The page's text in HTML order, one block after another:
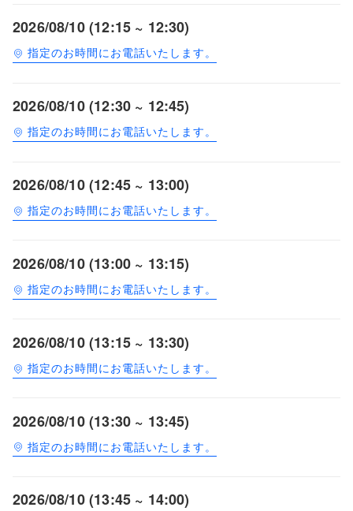
2026/08/10 (12:15 ~ 12:30)
指定のお時間にお電話いたします。
2026/08/10 (12:30 ~ 12:45)
指定のお時間にお電話いたします。
2026/08/10 (12:45 ~ 13:00)
指定のお時間にお電話いたします。
2026/08/10 (13:00 ~ 13:15)
指定のお時間にお電話いたします。
2026/08/10 (13:15 ~ 13:30)
指定のお時間にお電話いたします。
2026/08/10 (13:30 ~ 13:45)
指定のお時間にお電話いたします。
2026/08/10 (13:45 ~ 14:00)